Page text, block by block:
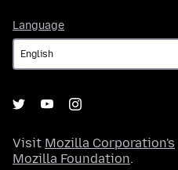
Language
Visit Mozilla Corporation's
Mozilla Foundation.